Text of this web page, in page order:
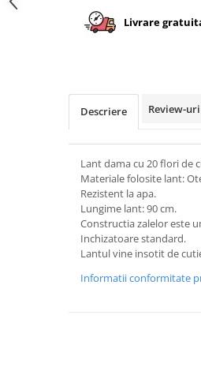
Livrare
Descriere Review-uri
Lant dama cu 20 flori de
Materiale folosite lant:
Rezistent la apa.
Lungime lant: 90 cm.
Constructia zalelor este
Inchizatoare standard.
Lantul vine insotit de
Informatii conformitate